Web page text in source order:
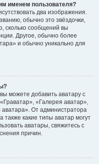
именем пользователя?
два изображения.
обычно это звёздочки,
сколько сообщений вы
Другое, обычно более
и обычно уникально для
можете добавить аватару с
«Галерея аватар»,
От администратора
также какие типы аватар могут
аватары, свяжитесь с
причин.